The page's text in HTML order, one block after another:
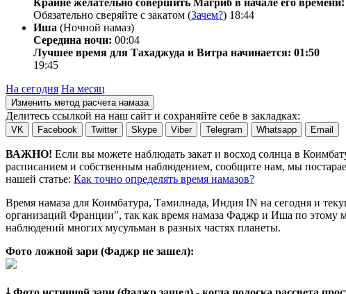
Крайне желательно совершить Магриб в начале его времени!
Обязательно сверяйте с закатом (Зачем?) 18:44
Иша (Ночной намаз)
Середина ночи: 00:04
Лучшее время для Тахаджуда и Витра начинается: 01:50
19:45
На сегодня На месяц
Изменить метод расчета намаза
Делитесь ссылкой на наш сайт и сохраняйте себе в закладках:
VK Facebook Twitter Skype Viber Telegram Whatsapp Email
ВАЖНО! Если вы можете наблюдать закат и восход солнца в
расписанием и собственным наблюдением, сообщите нам, мы
нашей статье: Как точно определять время намазов?
Время намаза для Коимбатура, Тамилнада, Индия IN на сегодня и
организаций Франции", так как время намаза Фаджр и Иша по этому
наблюдений многих мусульман в разных частях планеты.
Фото ложной зари (Фаджр не зашел):